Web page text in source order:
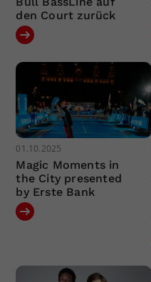
den Court zurück
01.10.2025
Magic Moments in
the City presented
by Erste Bank